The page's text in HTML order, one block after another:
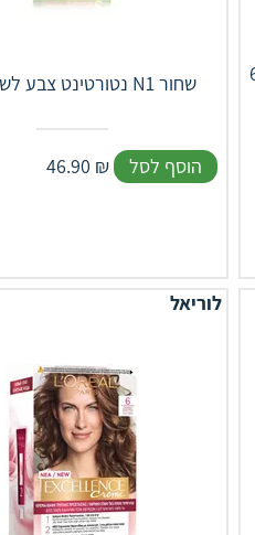
נטורטינט צבע לשיער גוון N1 שחור
46.90 ₪ הוסף לסל
לוריאל